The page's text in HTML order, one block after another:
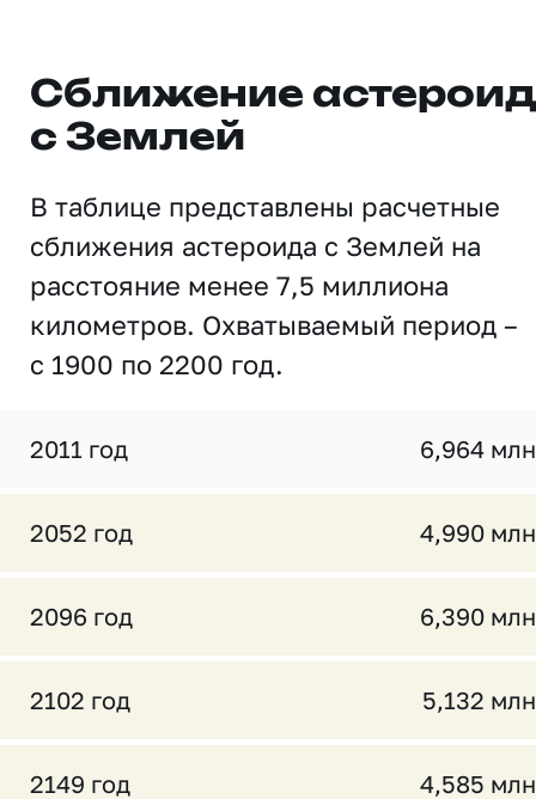
Сближение
с Землей
В таблице представлены расчетные
сближения астероида с Землей на
расстояние менее 7,5 миллиона
километров. Охватываемый период –
с 1900 по 2200 год.
2011 год 6,964
2052 год 4,990
2096 год 6,390
2102 год 5,132
2149 год 4,585